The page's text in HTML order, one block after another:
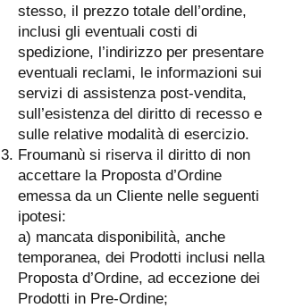
stesso, il prezzo totale dell’ordine,
inclusi gli eventuali costi di
spedizione, l’indirizzo per presentare
eventuali reclami, le informazioni sui
servizi di assistenza post-vendita,
sull’esistenza del diritto di recesso e
sulle relative modalità di esercizio.
Froumanù si riserva il diritto di non
accettare la Proposta d’Ordine
emessa da un Cliente nelle seguenti
ipotesi:
a) mancata disponibilità, anche
temporanea, dei Prodotti inclusi nella
Proposta d’Ordine, ad eccezione dei
Prodotti in Pre-Ordine;